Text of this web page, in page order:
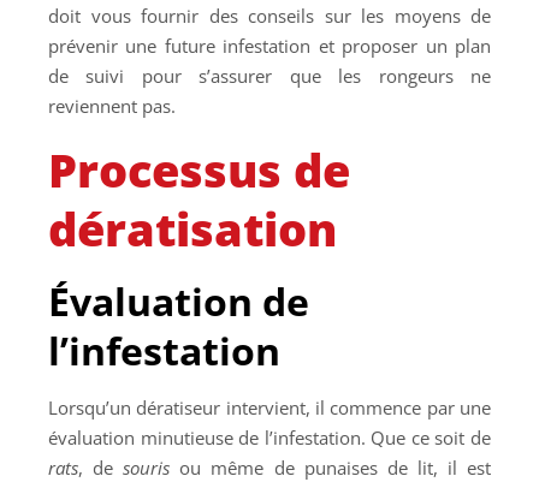
doit vous fournir des conseils sur les moyens de
prévenir une future infestation et proposer un plan
de suivi pour s’assurer que les rongeurs ne
reviennent pas.
Processus de
dératisation
Évaluation de
l’infestation
Lorsqu’un dératiseur intervient, il commence par une
évaluation minutieuse de l’infestation. Que ce soit de
rats, desouris ou même de punaises de lit, il est